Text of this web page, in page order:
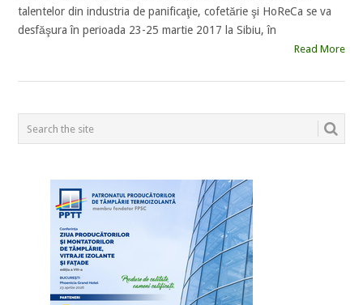
talentelor din industria de panificaţie, cofetărie şi HoReCa se va
desfăşura în perioada 23-25 martie 2017 la Sibiu, în
Read More
POSTS
NAVIGATION